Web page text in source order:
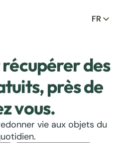
FR
des
près de
vous.
vie aux objets du